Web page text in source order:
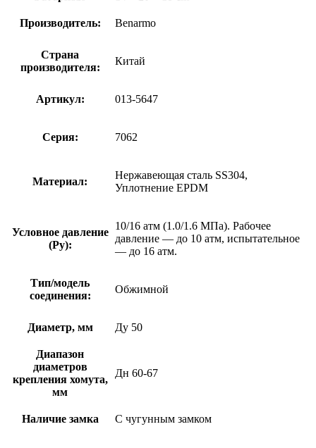
Производитель: Benarmo
Страна
производителя:
Китай
Артикул: 013-5647
Серия: 7062
Материал:
Нержавеющая сталь SS304,
Уплотнение EPDM
Условное давление
(Ру):
10/16 атм (1.0/1.6 МПа). Рабочее
давление — до 10 атм, испытательное
— до 16 атм.
Тип/модель
соединения:
Обжимной
Диаметр, мм Ду 50
Диапазон
диаметров
крепления хомута,
мм
Дн 60-67
Наличие замка С чугунным замком